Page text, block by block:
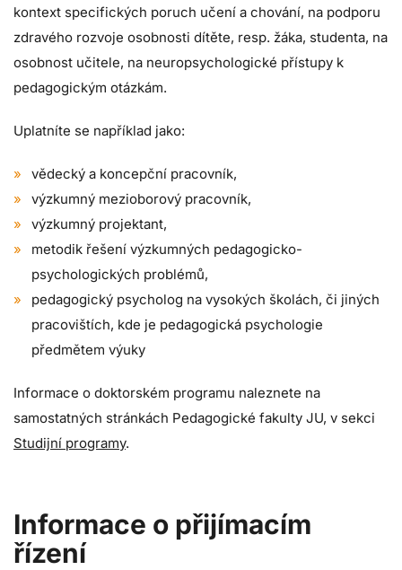
kontext specifických poruch učení a chování, na podporu
zdravého rozvoje osobnosti dítěte, resp. žáka, studenta, na
osobnost učitele, na neuropsychologické přístupy k
pedagogickým otázkám.
Uplatníte se například jako:
vědecký a koncepční pracovník,
výzkumný mezioborový pracovník,
výzkumný projektant,
metodik řešení výzkumných pedagogicko-
psychologických problémů,
pedagogický psycholog na vysokých školách, či jiných
pracovištích, kde je pedagogická psychologie
předmětem výuky
Informace o doktorském programu naleznete na
samostatných stránkách Pedagogické fakulty JU, v sekci
Studijní programy.
Informace o přijímacím
řízení